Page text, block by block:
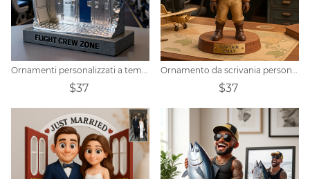
Ornamenti personalizzati a tema equipaggio di cabina di aereo
$37
Ornamento da scrivania personalizzato in stile realistico a forma di pilota donna, versione Q
$37